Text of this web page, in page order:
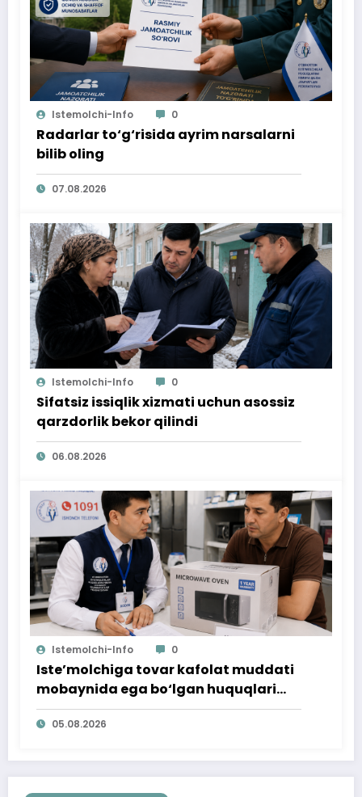
Istemolchi-Info 0
Radarlar to‘g‘risida ayrim narsalarni
bilib oling
07.08.2026
Istemolchi-Info 0
Sifatsiz issiqlik xizmati uchun asossiz
qarzdorlik bekor qilindi
06.08.2026
Istemolchi-Info 0
Iste’molchiga tovar kafolat muddati
mobaynida ega bo‘lgan huquqlari
ta’minlab berildi
05.08.2026